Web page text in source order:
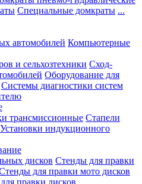
Специальные домкраты ...
автомобилей Компьютерные
и сельхозтехники Сход-
Оборудование для
Системы диагностики систем
трансмиссионные Стапели
Установки индукционного
дисков Стенды для правки
для правки мото дисков
правки дисков